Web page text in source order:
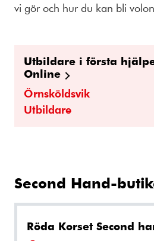
vi gör och hur du kan bli
Utbildare i första
Online
Örnsköldsvik
Utbildare
Second Hand-
Röda Korset Second